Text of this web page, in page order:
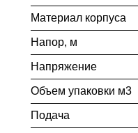
Материал корпуса
Напор, м
Напряжение
Объем упаковки м3
Подача